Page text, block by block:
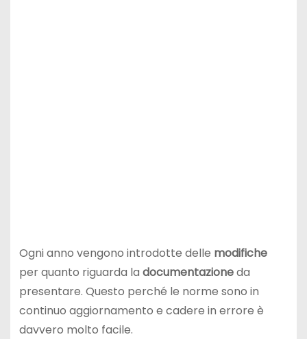
Ogni anno vengono introdotte delle modifiche
per quanto riguarda la documentazioneda
presentare. Questo perché le norme sono in
continuo aggiornamento e cadere in errore è
davvero molto facile.